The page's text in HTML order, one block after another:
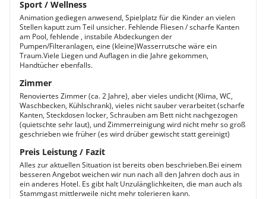
Sport / Wellness
Animation gediegen anwesend, Spielplatz für die Kinder an vielen
Stellen kaputt zum Teil unsicher. Fehlende Fliesen / scharfe Kanten
am Pool, fehlende , instabile Abdeckungen der
Pumpen/Filteranlagen, eine (kleine)Wasserrutsche wäre ein
Traum.Viele Liegen und Auflagen in die Jahre gekommen,
Handtücher ebenfalls.
Zimmer
Renoviertes Zimmer (ca. 2 Jahre), aber vieles undicht (Klima, WC,
Waschbecken, Kühlschrank), vieles nicht sauber verarbeitet (scharfe
Kanten, Steckdosen locker, Schrauben am Bett nicht nachgezogen
(quietschte sehr laut), und Zimmerreinigung wird nicht mehr so groß
geschrieben wie früher (es wird drüber gewischt statt gereinigt)
Preis Leistung / Fazit
Alles zur aktuellen Situation ist bereits oben beschrieben.Bei einem
besseren Angebot weichen wir nun nach all den Jahren doch aus in
ein anderes Hotel. Es gibt halt Unzulänglichkeiten, die man auch als
Stammgast mittlerweile nicht mehr tolerieren kann.